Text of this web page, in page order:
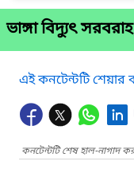
ভাঙ্গা বিদ্যুৎ
এই কনটেন্টটি
কনটেন্টটি শেষ হাল-নাগাদ